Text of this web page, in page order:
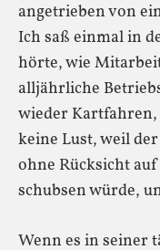
angetrieben von
Ich saß einmal in
hörte, wie
alljährliche
wieder
keine Lust, weil
ohne Rücksicht
schubsen würde,
Wenn es in seiner